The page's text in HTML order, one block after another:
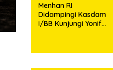
Menhan RI
Didampingi Kasdam
I/BB Kunjungi Yonif